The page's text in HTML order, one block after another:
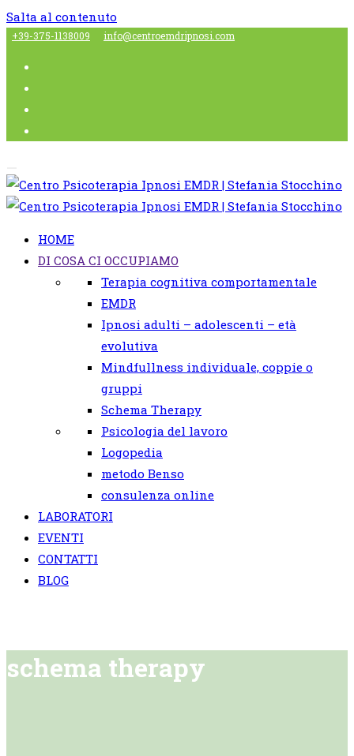
Salta al contenuto
+39-375-1138009 info@centroemdripnosi.com
HOME
DI COSA CI OCCUPIAMO
Terapia cognitiva comportamentale
EMDR
Ipnosi adulti – adolescenti – età
evolutiva
Mindfullness individuale, coppie o
gruppi
Schema Therapy
Psicologia del lavoro
Logopedia
metodo Benso
consulenza online
LABORATORI
EVENTI
CONTATTI
BLOG
schema therapy